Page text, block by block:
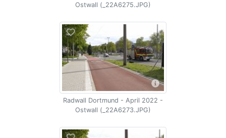
Ostwall (_22A6275.JPG)
Radwall Dortmund - April 2022 -
Ostwall (_22A6273.JPG)